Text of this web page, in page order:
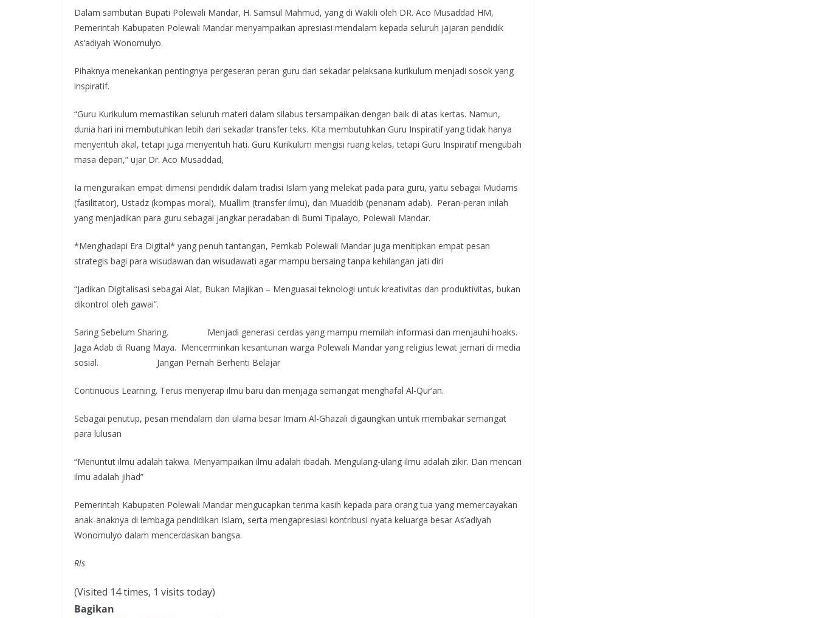
Dalam sambutan Bupati Polewali Mandar, H. Samsul Mahmud, yang di Wakili oleh DR. Aco Musaddad HM,
Pemerintah Kabupaten Polewali Mandar menyampaikan apresiasi mendalam kepada seluruh jajaran pendidik
As’adiyah Wonomulyo.
Pihaknya menekankan pentingnya pergeseran peran guru dari sekadar pelaksana kurikulum menjadi sosok yang
inspiratif.
“Guru Kurikulum memastikan seluruh materi dalam silabus tersampaikan dengan baik di atas kertas. Namun,
dunia hari ini membutuhkan lebih dari sekadar transfer teks. Kita membutuhkan Guru Inspiratif yang tidak hanya
menyentuh akal, tetapi juga menyentuh hati. Guru Kurikulum mengisi ruang kelas, tetapi Guru Inspiratif mengubah
masa depan,” ujar Dr. Aco Musaddad,
Ia menguraikan empat dimensi pendidik dalam tradisi Islam yang melekat pada para guru, yaitu sebagai Mudarris
(fasilitator), Ustadz (kompas moral), Muallim (transfer ilmu), dan Muaddib (penanam adab). Peran-peran inilah
yang menjadikan para guru sebagai jangkar peradaban di Bumi Tipalayo, Polewali Mandar.
*Menghadapi Era Digital* yang penuh tantangan, Pemkab Polewali Mandar juga menitipkan empat pesan
strategis bagi para wisudawan dan wisudawati agar mampu bersaing tanpa kehilangan jati diri
“Jadikan Digitalisasi sebagai Alat, Bukan Majikan – Menguasai teknologi untuk kreativitas dan produktivitas, bukan
dikontrol oleh gawai”.
Saring Sebelum Sharing. Menjadi generasi cerdas yang mampu memilah informasi dan menjauhi hoaks.
Jaga Adab di Ruang Maya. Mencerminkan kesantunan warga Polewali Mandar yang religius lewat jemari di media
sosial. Jangan Pernah Berhenti Belajar
Continuous Learning. Terus menyerap ilmu baru dan menjaga semangat menghafal Al-Qur’an.
Sebagai penutup, pesan mendalam dari ulama besar Imam Al-Ghazali digaungkan untuk membakar semangat
para lulusan
“Menuntut ilmu adalah takwa. Menyampaikan ilmu adalah ibadah. Mengulang-ulang ilmu adalah zikir. Dan mencari
ilmu adalah jihad”
Pemerintah Kabupaten Polewali Mandar mengucapkan terima kasih kepada para orang tua yang memercayakan
anak-anaknya di lembaga pendidikan Islam, serta mengapresiasi kontribusi nyata keluarga besar As’adiyah
Wonomulyo dalam mencerdaskan bangsa.
Rls
(Visited 14 times, 1 visits today)
Bagikan